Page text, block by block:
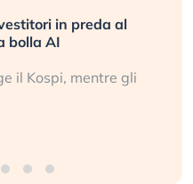
in preda al
bolla AI
il Kospi, mentre gli